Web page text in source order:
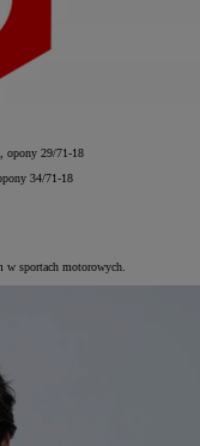
opony 29/71-18
34/71-18
w sportach motorowych.